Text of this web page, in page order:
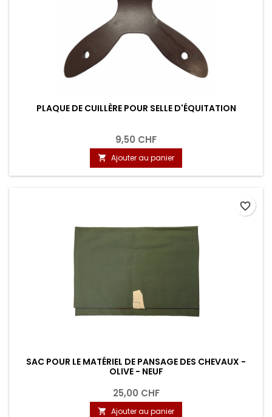
PLAQUE DE CUILLÈRE POUR SELLE D'ÉQUITATION
9,50 CHF
 Ajouter au panier
SAC POUR LE MATÉRIEL DE PANSAGE DES CHEVAUX -
OLIVE - NEUF
25,00 CHF
 Ajouter au panier
favorite_border